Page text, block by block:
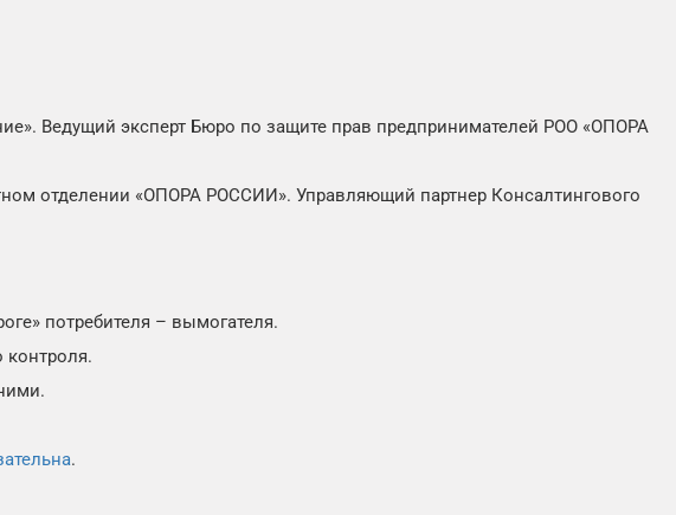
Ведущий эксперт Бюро по защите прав предпринимателей РОО «ОПОРА
отделении «ОПОРА РОССИИ». Управляющий партнер Консалтингового
потребителя – вымогателя.
.